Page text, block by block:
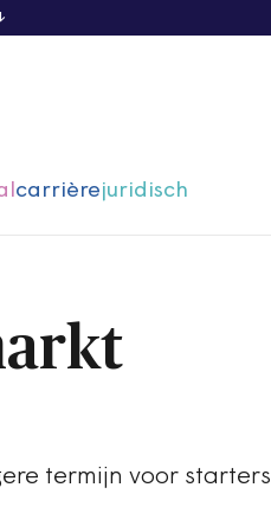
carrièrejuridisch
termijn voor starters